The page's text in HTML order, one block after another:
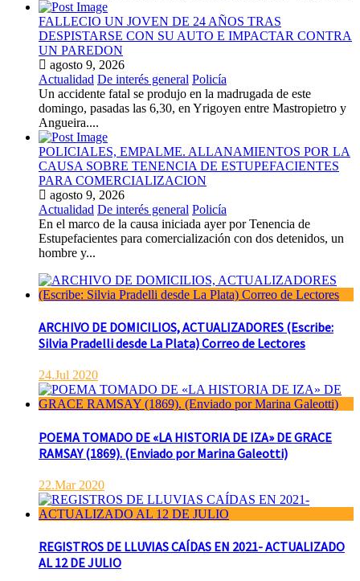
FALLECIO UN JOVEN DE 24 AÑOS TRAS
DESPISTARSE CON SU AUTO E IMPACTAR CONTRA
UN PAREDON
agosto 9, 2026
Actualidad De interés general Policía
Un accidente fatal se produjo en la madrugada de este
domingo, pasadas las 6,30, en Yrigoyen entre Mastropietro y
Angueira....
POLICIALES, EMPALME. ALLANAMIENTOS POR LA
CAUSA SOBRE TENENCIA DE ESTUPEFACIENTES
PARA COMERCIALIZACION
agosto 9, 2026
Actualidad De interés general Policía
En el marco de la causa iniciada ayer por Tenencia de
Estupefacientes para comercialización con dos detenidos, un
hombre y...
ARCHIVO DE DOMICILIOS, ACTUALIZADORES (Escribe:
Silvia Pradelli desde La Plata) Correo de Lectores
24.Jul 2020
POEMA TOMADO DE «LA HISTORIA DE IZA» DE GRACE
RAMSAY (1869). (Enviado por Marina Galeotti)
22.Mar 2020
REGISTROS DE LLUVIAS CAÍDAS EN 2021- ACTUALIZADO
AL 12 DE JULIO